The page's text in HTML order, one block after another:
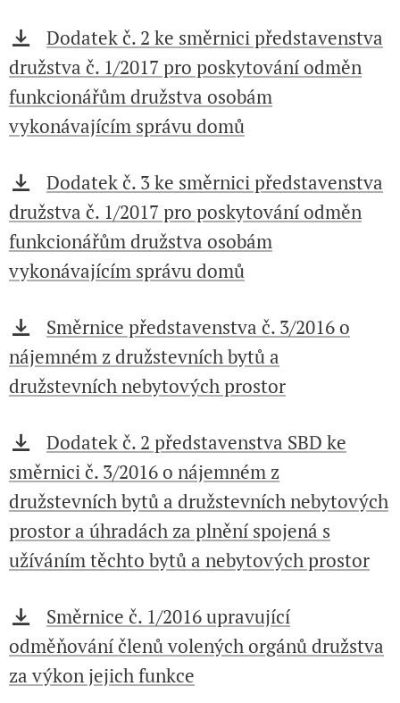
Dodatek č. 2 ke směrnici představenstva
družstva č. 1/2017 pro poskytování odměn
funkcionářům družstva osobám
vykonávajícím správu domů
Dodatek č. 3 ke směrnici představenstva
družstva č. 1/2017 pro poskytování odměn
funkcionářům družstva osobám
vykonávajícím správu domů
Směrnice představenstva č. 3/2016 o
nájemném z družstevních bytů a
družstevních nebytových prostor
Dodatek č. 2 představenstva SBD ke
směrnici č. 3/2016 o nájemném z
družstevních bytů a družstevních nebytových
prostor a úhradách za plnění spojená s
užíváním těchto bytů a nebytových prostor
Směrnice č. 1/2016 upravující
odměňování členů volených orgánů družstva
za výkon jejich funkce